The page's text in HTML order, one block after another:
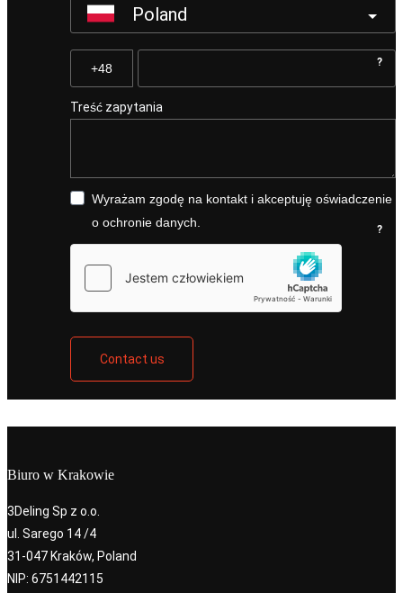
Poland
?
Treść zapytania
Wyrażam zgodę na kontakt i akceptuję oświadczenie
o ochronie danych.
?
Contact us
Biuro w Krakowie
3Deling Sp z o.o.
ul. Sarego 14 /4
31-047 Kraków, Poland
NIP: 6751442115